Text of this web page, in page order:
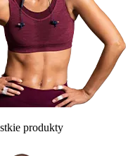
produkty